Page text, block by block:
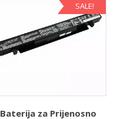
SALE!
Baterija za Prijenosno